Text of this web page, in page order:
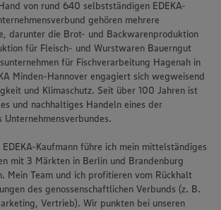
von rund 640 selbstständigen EDEKA-
gehören mehrere
darunter die Brot- und Backwarenproduktion
für Fleisch- und Wurstwaren Bauerngut
für Fischverarbeitung Hagenah in
Minden-Hannover engagiert sich wegweisend
und Klimaschutz. Seit über 100 Jahren ist
und nachhaltiges Handeln eines der
Unternehmensverbundes.
Kaufmann führe ich mein mittelständiges
mit 3 Märkten in Berlin und Brandenburg
Mein Team und ich profitieren vom Rückhalt
des genossenschaftlichen Verbunds (z. B.
Vertrieb). Wir punkten bei unseren